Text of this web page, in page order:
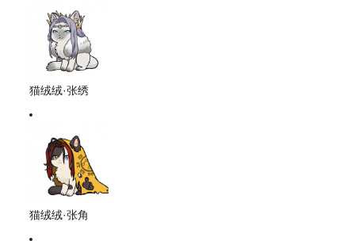
猫绒绒·张绣
猫绒绒·张角